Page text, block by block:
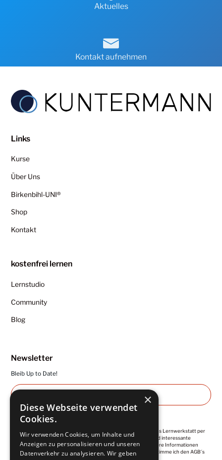
Aktuelles
Kontakt aufnehmen
Links
Kurse
Über Uns
Birkenbihl-UNI®
Shop
Kontakt
kostenfrei lernen
Lernstudio
Community
Blog
Newsletter
Bleib Up to Date!
Ich abonniere die regelmäßigen Newsletter von Kuntermanns Lernwerkstatt per
E-Mail. Diese enthalten wertvolle Impulse, Empfehlungen und interessante
Angebote. Meine Einwilligung ist jederzeit widerrufbar. Weitere Informationen
finde ich in derDatenschutzerklärung . Mit der Anmeldung, stimme ich den AGB´s
×
Diese Webseite verwendet
Cookies.
Wir verwenden Cookies, um Inhalte und
Anzeigen zu personalisieren und unseren
Datenverkehr zu analysieren. Wir geben